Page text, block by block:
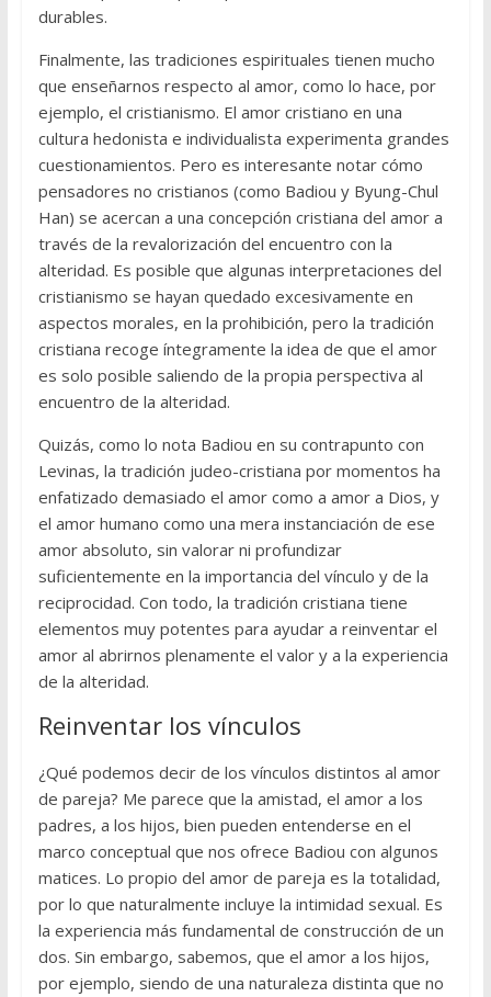
durables.
Finalmente, las tradiciones espirituales tienen mucho
que enseñarnos respecto al amor, como lo hace, por
ejemplo, el cristianismo. El amor cristiano en una
cultura hedonista e individualista experimenta grandes
cuestionamientos. Pero es interesante notar cómo
pensadores no cristianos (como Badiou y Byung-Chul
Han) se acercan a una concepción cristiana del amor a
través de la revalorización del encuentro con la
alteridad. Es posible que algunas interpretaciones del
cristianismo se hayan quedado excesivamente en
aspectos morales, en la prohibición, pero la tradición
cristiana recoge íntegramente la idea de que el amor
es solo posible saliendo de la propia perspectiva al
encuentro de la alteridad.
Quizás, como lo nota Badiou en su contrapunto con
Levinas, la tradición judeo-cristiana por momentos ha
enfatizado demasiado el amor como a amor a Dios, y
el amor humano como una mera instanciación de ese
amor absoluto, sin valorar ni profundizar
suficientemente en la importancia del vínculo y de la
reciprocidad. Con todo, la tradición cristiana tiene
elementos muy potentes para ayudar a reinventar el
amor al abrirnos plenamente el valor y a la experiencia
de la alteridad.
Reinventar los vínculos
¿Qué podemos decir de los vínculos distintos al amor
de pareja? Me parece que la amistad, el amor a los
padres, a los hijos, bien pueden entenderse en el
marco conceptual que nos ofrece Badiou con algunos
matices. Lo propio del amor de pareja es la totalidad,
por lo que naturalmente incluye la intimidad sexual. Es
la experiencia más fundamental de construcción de un
dos. Sin embargo, sabemos, que el amor a los hijos,
por ejemplo, siendo de una naturaleza distinta que no